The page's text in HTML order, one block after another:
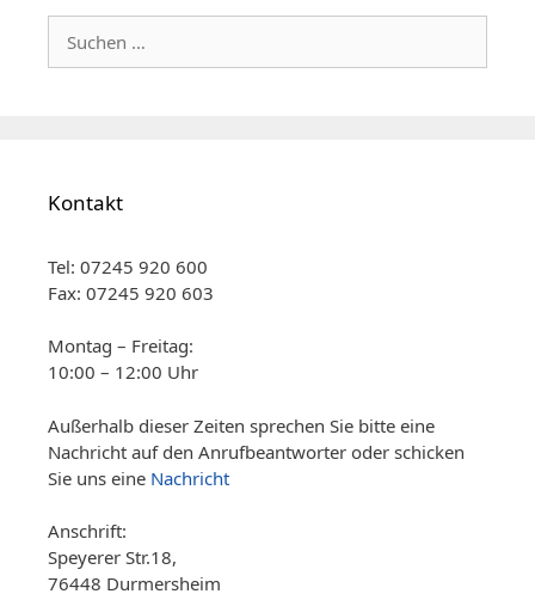
nach:
Kontakt
Tel: 07245 920 600
Fax: 07245 920 603
Montag – Freitag:
10:00 – 12:00 Uhr
Außerhalb dieser Zeiten sprechen Sie bitte eine
Nachricht auf den Anrufbeantworter oder schicken
Sie uns eine Nachricht
Anschrift:
Speyerer Str.18,
76448 Durmersheim